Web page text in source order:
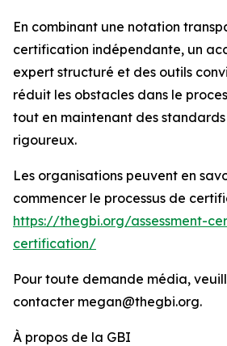
En combinant une notation
certification indépendante, un
expert structuré et des outils
réduit les obstacles dans le
tout en maintenant des
rigoureux.
Les organisations peuvent en
commencer le processus de
https://thegbi.org/assessment-
certification/
Pour toute demande média,
contacter megan@thegbi.org.
À propos de la GBI